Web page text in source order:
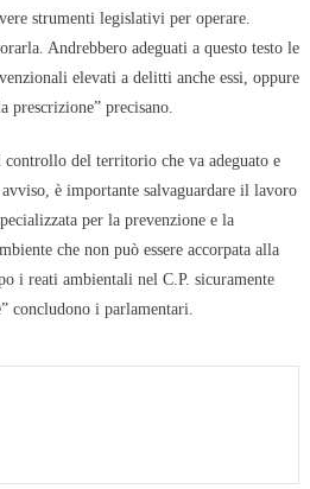
strumenti legislativi per operare.
Andrebbero adeguati a questo testo le
elevati a delitti anche essi, oppure
prescrizione” precisano.
controllo del territorio che va adeguato e
è importante salvaguardare il lavoro
per la prevenzione e la
che non può essere accorpata alla
i reati ambientali nel C.P. sicuramente
concludono i parlamentari.